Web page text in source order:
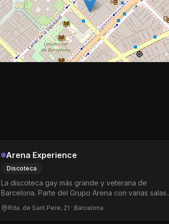
Arena Experience
Discoteca
La discoteca gay más grande y veterana de
Barcelona. Parte del Grupo Arena con varias salas.
Música pop, dance y hits del momento. Shows de
drag queens y gogós. El epicentro del clubbing
Rda. de Sant Pere, 21 · Barcelona